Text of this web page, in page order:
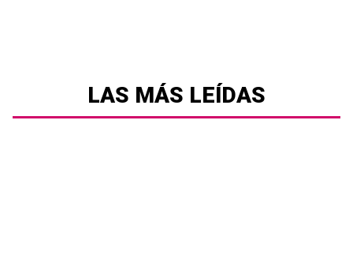
LAS MÁS LEÍDAS